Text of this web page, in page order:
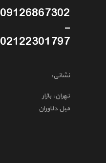
09126867302
-
02122301797
نشانی:
تهران، بازار
مبل دلاوران